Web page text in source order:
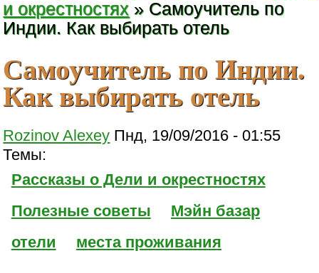
и окрестностях » Самоучитель по
Индии. Как выбирать отель
Самоучитель по Индии.
Как выбирать отель
Rozinov Alexey Пнд, 19/09/2016 - 01:55
Темы:
Рассказы о Дели и окрестностях
Полезные советы
Мэйн базар
отели
места проживания